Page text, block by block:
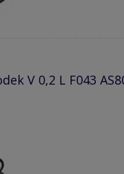
V 0,2 L F043